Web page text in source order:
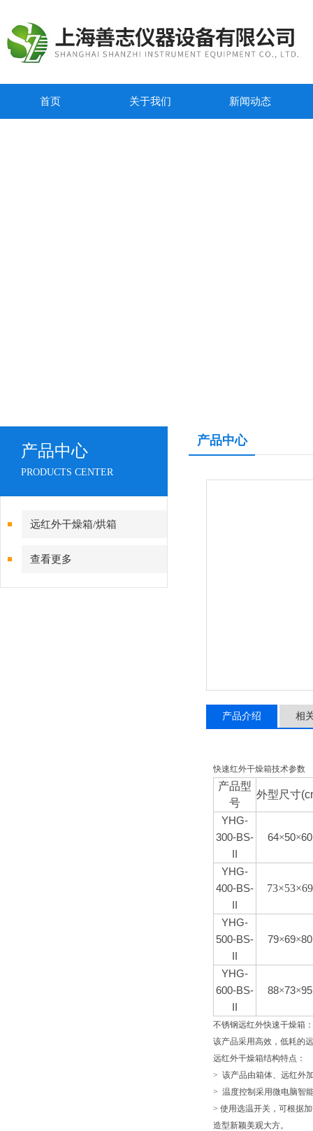
首页 关于我们 新闻动态
产品中心
PRODUCTS CENTER
远红外干燥箱/烘箱
查看更多
产品中心
产品介绍 相
快速红外干燥箱技术参数
产品型
号
外型尺寸
YHG-
300-BS-
64×50×60
YHG-
400-BS-
73×53×69
YHG-
500-BS-
79×69×80
YHG-
600-BS-
88×73×95
不锈钢远红外快速干燥箱：
该产品采用高效，低耗的
远红外干燥箱结构特点：
> 该产品由箱体、远红外
> 温度控制采用微电脑智
> 使用选温开关，可根据
造型新颖美观大方。